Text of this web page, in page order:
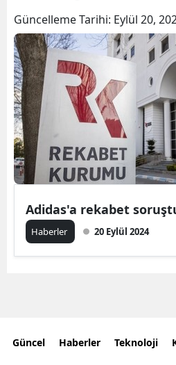
Güncelleme Tarihi: Eylül 20,
Adidas'a rekabet
Haberler 20 Eylül 2024
Güncel Haberler Teknoloji